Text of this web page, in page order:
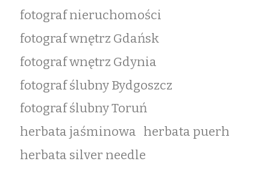
fotograf nieruchomości
fotograf wnętrz Gdańsk
fotograf wnętrz Gdynia
fotograf ślubny Bydgoszcz
fotograf ślubny Toruń
herbata jaśminowa herbata puerh
herbata silver needle